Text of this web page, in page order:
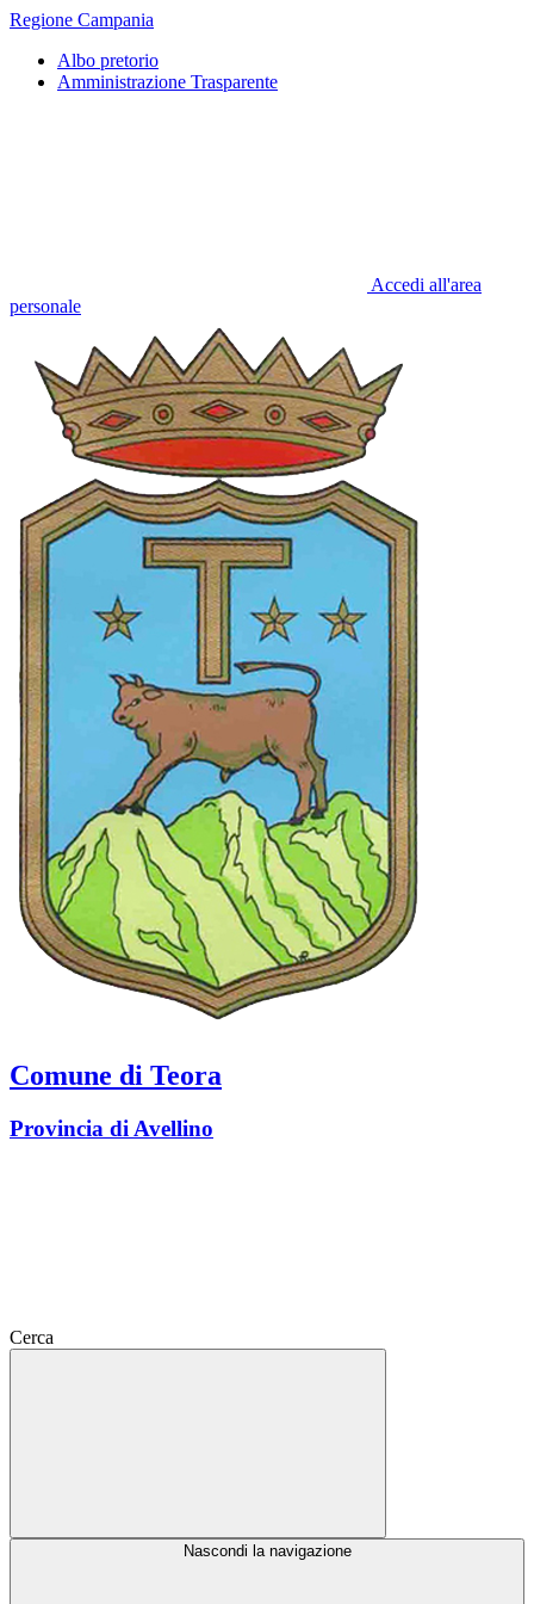
Regione Campania
Albo pretorio
Amministrazione Trasparente
Accedi all'area
personale
Comune di Teora
Provincia di Avellino
Cerca
Nascondi la navigazione